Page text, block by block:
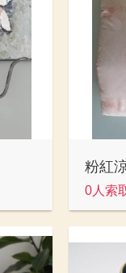
粉紅
0人索